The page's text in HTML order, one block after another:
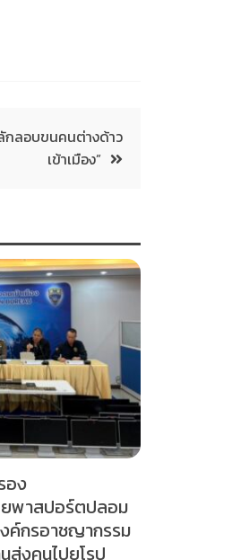
กลอบขนคนต่างด้าว
เข้าเมือง”
อง
พาสปอร์ตปลอม
ค์กรอาชญากรรม
ส่งคนไปยุโรป